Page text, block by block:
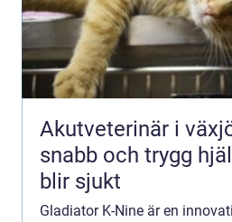
Akutveterinär i växjö så får
snabb och trygg
blir sjukt
Gladiator K-Nine är en